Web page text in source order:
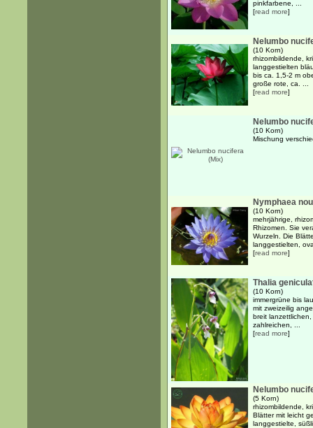
pinkfarbene, ...
[read more]
Nelumbo
(10 Korn)
rhizombildende,
langgestielten
bis ca. 1,5-2 m
große rote, ca. ...
[read more]
Nelumbo
(10 Korn)
Mischung
Nymphaea
(10 Korn)
mehrjährige,
Rhizomen. Sie
Wurzeln. Die
langgestielten,
[read more]
Thalia
(10 Korn)
immergrüne bis
mit zweizeilig
breit
zahlreichen, ...
[read more]
Nelumbo
(5 Korn)
rhizombildende,
Blätter mit leicht
langgestielte,